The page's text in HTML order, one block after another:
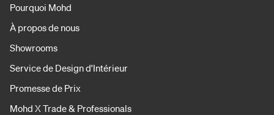
Pourquoi Mohd
À propos de nous
Showrooms
Service de Design d'Intérieur
Promesse de Prix
Mohd X Trade & Professionals